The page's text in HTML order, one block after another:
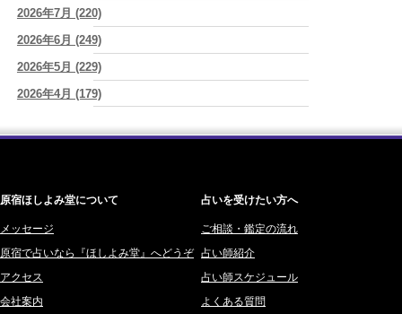
増える日は、心にも余裕がある証拠かもしれません
2026/08/06
理解されたい人ほど、相手を理解することを忘れてしまう。
由)
2026/08/06
年齢でも愛されます (紅月Luru)
費される人だけが最後に泣く世界」 (芽百マミム)
椰奈空 (64)
ワカリミ (1)
神楽峰ヴィスカ (10)
赤羽うさぎ (341)
橘メルロ (7)
鈴喜みわこ (8)
鯖ノ実 ソニン (19)
愛音ソナタ (16)
紫村 明世 (34)
2026年7月 (220)
2026年6月 (249)
2026年5月 (229)
2026年4月 (179)
2025年12月 (201)
2025年11月 (252)
2025年10月 (242)
2025年9月 (196)
2025年8月 (182)
原宿ほしよみ堂について
メッセージ
原宿で占いなら『ほしよみ堂』へどうぞ
アクセス
会社案内
占いを受けたい方へ
ご相談・鑑定の流れ
占い師紹介
占い師スケジュール
よくある質問